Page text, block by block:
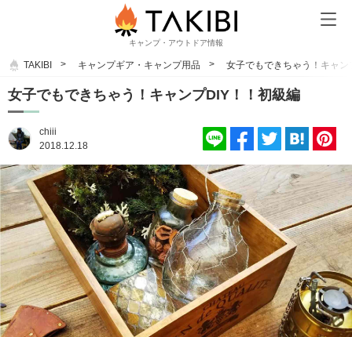
キャンプ・アウトドア情報
TAKIBI キャンプギア・キャンプ用品 女子でもできちゃう！キャ
女子でもできちゃう！キャンプDIY！！初級編
chiii
2018.12.18